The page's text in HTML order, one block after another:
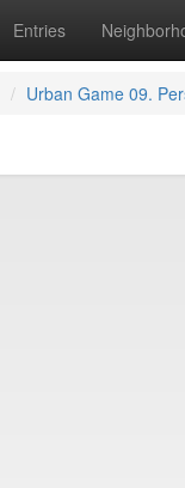
Entries
Urban Game 09.